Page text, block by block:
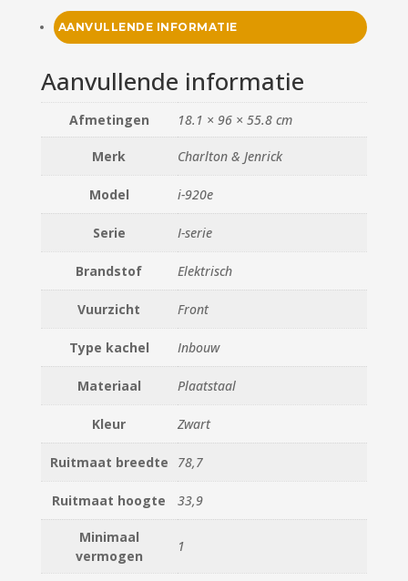
AANVULLENDE INFORMATIE
Aanvullende informatie
Afmetingen 18.1 × 96 × 55.8 cm
Merk Charlton & Jenrick
Model i-920e
Serie I-serie
Brandstof Elektrisch
Vuurzicht Front
Type kachel Inbouw
Materiaal Plaatstaal
Kleur Zwart
Ruitmaat breedte 78,7
Ruitmaat hoogte 33,9
Minimaal
vermogen
1